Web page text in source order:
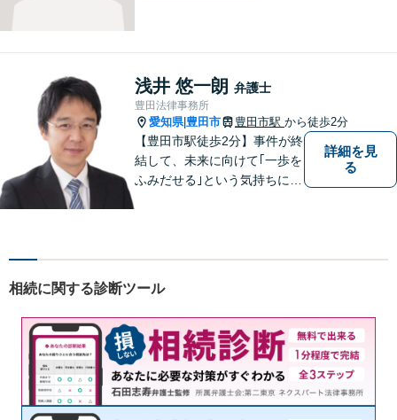
浅井 悠一朗 弁護士
豊田法律事務所
愛知県| 豊田市 豊田市駅 から徒歩2分
【豊田市駅徒歩2分】事件が終
結して、未来に向けて｢一歩を
ふみだせる｣という気持ちに向
のご不安はご相談ください。
件あり】
詳細を見
る
相続に関する診断ツール